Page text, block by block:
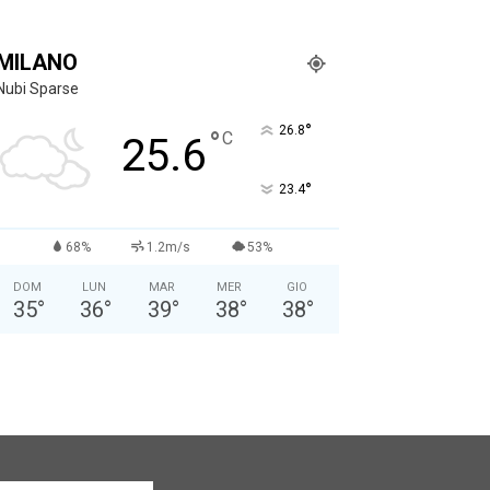
Sparse
25.6°C 26.8°
23.4°
68% 1.2m/s 53%
DOM
35°
LUN
36°
MAR
39°
MER
38°
GIO
38°